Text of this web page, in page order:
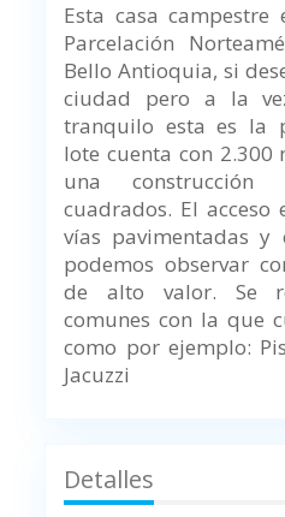
Esta casa campestre
Parcelación
Bello Antioquia, si
ciudad pero a la
tranquilo esta es la
lote cuenta con 2.300
una
cuadrados. El acceso
vías pavimentadas y
podemos observar
de alto valor. Se
comunes con la que
como por ejemplo:
Jacuzzi
Detalles